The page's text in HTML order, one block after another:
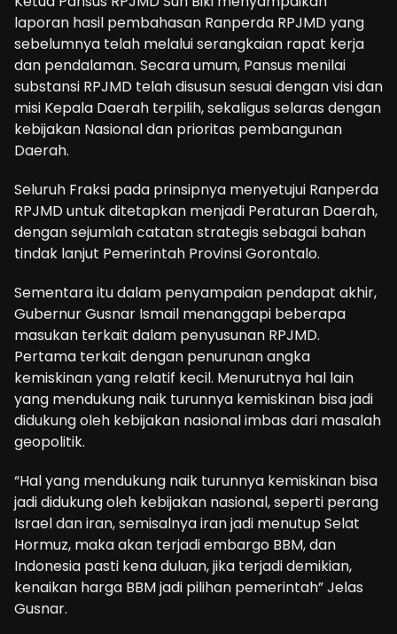
laporan hasil pembahasan Ranperda RPJMD yang
sebelumnya telah melalui serangkaian rapat kerja
dan pendalaman. Secara umum, Pansus menilai
substansi RPJMD telah disusun sesuai dengan visi dan
misi Kepala Daerah terpilih, sekaligus selaras dengan
kebijakan Nasional dan prioritas pembangunan
Daerah.
Seluruh Fraksi pada prinsipnya menyetujui Ranperda
RPJMD untuk ditetapkan menjadi Peraturan Daerah,
dengan sejumlah catatan strategis sebagai bahan
tindak lanjut Pemerintah Provinsi Gorontalo.
Sementara itu dalam penyampaian pendapat akhir,
Gubernur Gusnar Ismail menanggapi beberapa
masukan terkait dalam penyusunan RPJMD.
Pertama terkait dengan penurunan angka
kemiskinan yang relatif kecil. Menurutnya hal lain
yang mendukung naik turunnya kemiskinan bisa jadi
didukung oleh kebijakan nasional imbas dari masalah
geopolitik.
“Hal yang mendukung naik turunnya kemiskinan bisa
jadi didukung oleh kebijakan nasional, seperti perang
Israel dan iran, semisalnya iran jadi menutup Selat
Hormuz, maka akan terjadi embargo BBM, dan
Indonesia pasti kena duluan, jika terjadi demikian,
kenaikan harga BBM jadi pilihan pemerintah” Jelas
Gusnar.